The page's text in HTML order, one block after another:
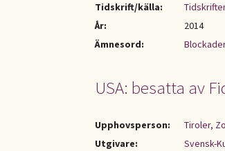
Tidskrift/källa:
År:
2014
Ämnesord:
Blockader
USA: besatta av
Upphovsperson:
Tiroler,
Utgivare:
Svensk-